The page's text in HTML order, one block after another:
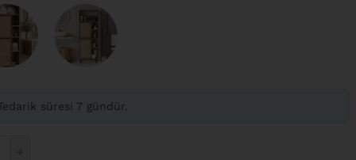
süresi 7 gündür.
+